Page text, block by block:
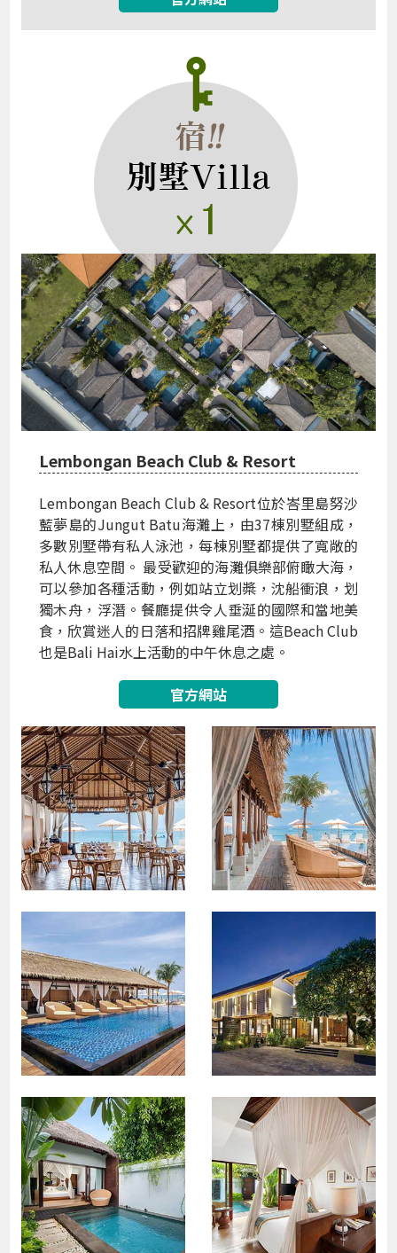
Lembongan Beach Club & Resort
Lembongan Beach Club & Resort位於峇里島努沙
藍夢島的Jungut Batu海灘上，由37棟別墅組成，
多數別墅帶有私人泳池，每棟別墅都提供了寬敞的
私人休息空間。 最受歡迎的海灘俱樂部俯瞰大海，
可以參加各種活動，例如站立划槳，沈船衝浪，划
獨木舟，浮潛。餐廳提供令人垂涎的國際和當地美
食，欣賞迷人的日落和招牌雞尾酒。這Beach Club
也是Bali Hai水上活動的中午休息之處。
官方網站